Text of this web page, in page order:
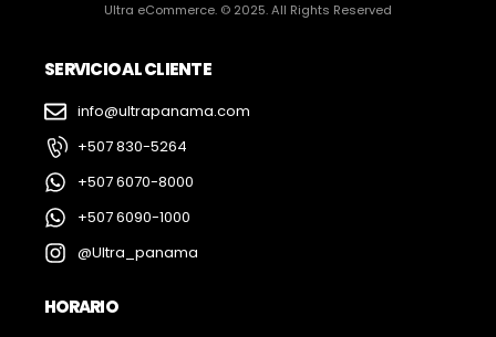
Ultra eCommerce. © 2025. All Rights Reserved
SERVICIO AL CLIENTE
info@ultrapanama.com
+507 830-5264
+507 6070-8000
+507 6090-1000
@Ultra_panama
HORARIO